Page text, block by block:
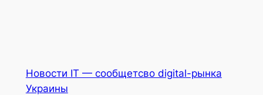
Новости IT — сообщетсво digital-рынка
Украины